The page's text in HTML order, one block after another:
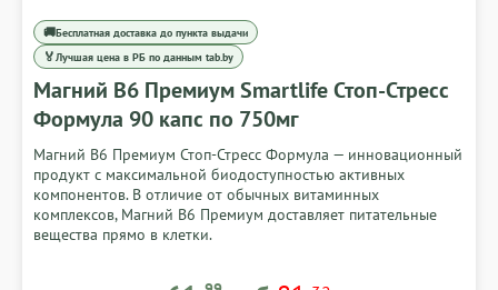
🚚Бесплатная доставка до пункта выдачи
🏅Лучшая цена в РБ по данным tab.by
Магний В6 Премиум Smartlife Стоп-Стресс
Формула 90 капс по 750мг
Магний B6 Премиум Стоп-Стресс Формула — инновационный
продукт с максимальной биодоступностью активных
компонентов. В отличие от обычных витаминных
комплексов, Магний B6 Премиум доставляет питательные
вещества прямо в клетки.